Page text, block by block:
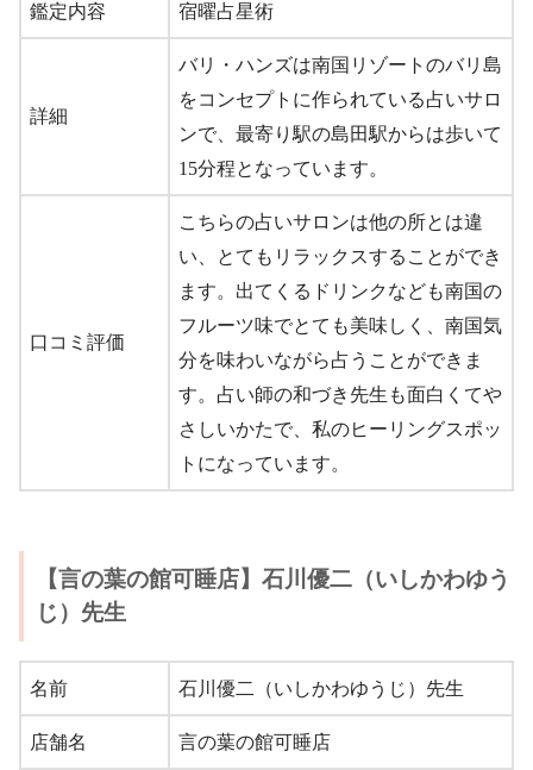
鑑定内容 宿曜占星術
詳細
バリ・ハンズは南国リゾートのバリ島
をコンセプトに作られている占いサロ
ンで、最寄り駅の島田駅からは歩いて
15分程となっています。
口コミ評価
こちらの占いサロンは他の所とは違
い、とてもリラックスすることができ
ます。出てくるドリンクなども南国の
フルーツ味でとても美味しく、南国気
分を味わいながら占うことができま
す。占い師の和づき先生も面白くてや
さしいかたで、私のヒーリングスポッ
トになっています。
【言の葉の館可睡店】石川優二（いしかわゆう
じ）先生
名前 石川優二（いしかわゆうじ）先生
店舗名 言の葉の館可睡店